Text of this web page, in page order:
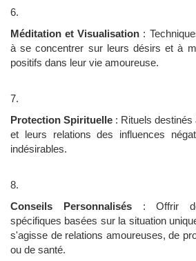
Méditation et Visualisation :
à se concentrer sur leurs désirs et à
positifs dans leur vie amoureuse.
Protection Spirituelle : Rituels destinés
et leurs relations des influences
indésirables.
Conseils Personnalisés: Offrir des
spécifiques basées sur la situation
s'agisse de relations amoureuses, de
ou de santé.